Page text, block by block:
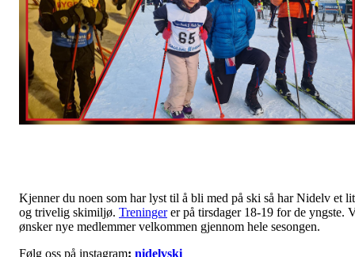
Kjenner du noen som har lyst til å bli med på ski så har Nidelv et
og trivelig skimiljø. Treningerer på tirsdager 18-19 for de yngste.
ønsker nye medlemmer velkommen gjennom hele sesongen.
Følg oss på instagram: nidelvski